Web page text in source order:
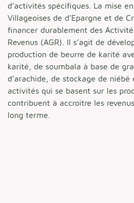
d’activités spécifiques. La mise
Villageoises de d’Epargne et de
financer durablement des
Revenus (AGR). Il s’agit de
production de beurre de karité
karité, de soumbala à base de
d’arachide, de stockage de
activités qui se basent sur les
contribuent à accroitre les
long terme.